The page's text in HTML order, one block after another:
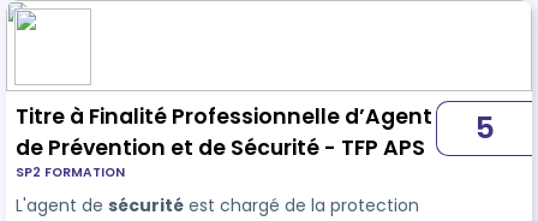
Titre à Finalité Professionnelle d’Agent
de Prévention et de Sécurité - TFP APS
SP2 FORMATION
L'agent de sécurité est chargé de la protection
5